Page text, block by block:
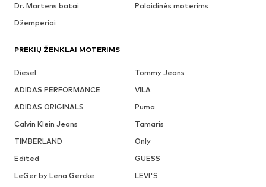
Dr. Martens batai
Palaidinės moterims
Džemperiai
PREKIŲ ŽENKLAI MOTERIMS
Diesel
Tommy Jeans
ADIDAS PERFORMANCE
VILA
ADIDAS ORIGINALS
Puma
Calvin Klein Jeans
Tamaris
TIMBERLAND
Only
Edited
GUESS
LeGer by Lena Gercke
LEVI'S